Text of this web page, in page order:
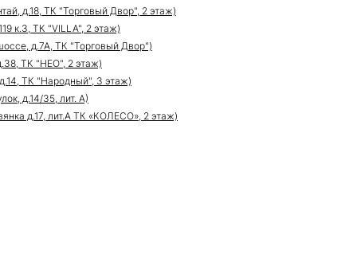
д.18, ТК "Торговый Двор", 2 этаж)
к.3, ТК "VILLA", 2 этаж)
д.7А, ТК "Торговый Двор")
ТК "НЕО", 2 этаж)
ТК "Народный", 3 этаж)
д.14/35, лит. А)
д.17, лит.А ТК «КОЛЕСО», 2 этаж)